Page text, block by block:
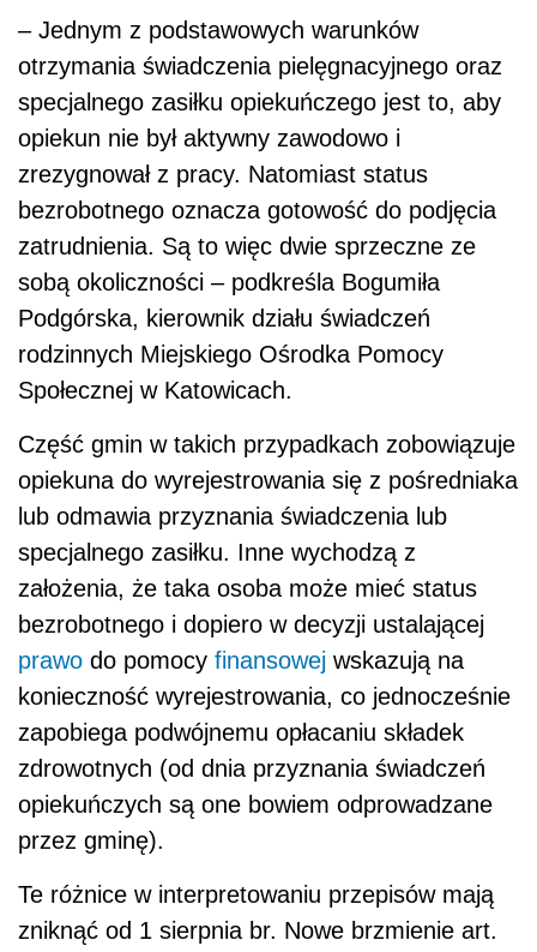
– Jednym z podstawowych warunków
otrzymania świadczenia pielęgnacyjnego oraz
specjalnego zasiłku opiekuńczego jest to, aby
opiekun nie był aktywny zawodowo i
zrezygnował z pracy. Natomiast status
bezrobotnego oznacza gotowość do podjęcia
zatrudnienia. Są to więc dwie sprzeczne ze
sobą okoliczności – podkreśla Bogumiła
Podgórska, kierownik działu świadczeń
rodzinnych Miejskiego Ośrodka Pomocy
Społecznej w Katowicach.
Część gmin w takich przypadkach zobowiązuje
opiekuna do wyrejestrowania się z pośredniaka
lub odmawia przyznania świadczenia lub
specjalnego zasiłku. Inne wychodzą z
założenia, że taka osoba może mieć status
bezrobotnego i dopiero w decyzji ustalającej
prawo do pomocy finansowej wskazują na
konieczność wyrejestrowania, co jednocześnie
zapobiega podwójnemu opłacaniu składek
zdrowotnych (od dnia przyznania świadczeń
opiekuńczych są one bowiem odprowadzane
przez gminę).
Te różnice w interpretowaniu przepisów mają
zniknąć od 1 sierpnia br. Nowe brzmienie art.